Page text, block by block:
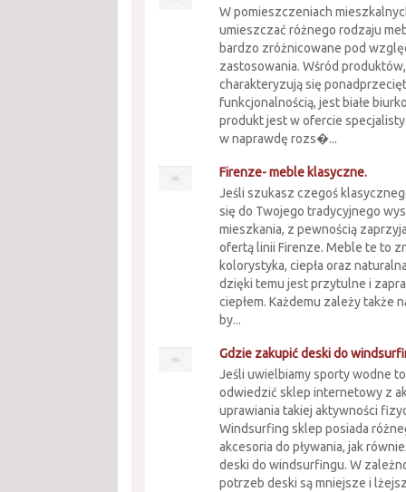
W pomieszczeniach
umieszczać różnego rodzaju
bardzo zróżnicowane pod
zastosowania. Wśród
charakteryzują się
funkcjonalnością, jest białe
produkt jest w ofercie
w naprawdę rozs�...
Firenze- meble klasyczne.
Jeśli szukasz czegoś
się do Twojego tradycyjnego
mieszkania, z pewnością
ofertą linii Firenze. Meble te to
kolorystyka, ciepła oraz
dzięki temu jest przytulne i
ciepłem. Każdemu zależy także
by...
Gdzie zakupić deski do
Jeśli uwielbiamy sporty wodne
odwiedzić sklep internetowy z
uprawiania takiej aktywności
Windsurfing sklep posiada
akcesoria do pływania, jak
deski do windsurfingu. W
potrzeb deski są mniejsze i